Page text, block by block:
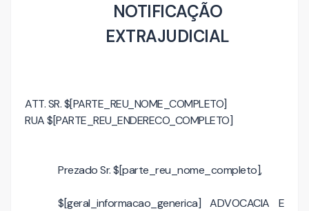
NOTIFICAÇÃO
EXTRAJUDICIAL
ATT. SR. $[PARTE_REU_NOME_COMPLETO]
RUA $[PARTE_REU_ENDERECO_COMPLETO]
Prezado Sr. $[parte_reu_nome_completo],
$[geral_informacao_generica] ADVOCACIA E